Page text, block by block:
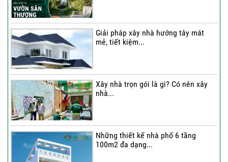
Giải pháp xây nhà hướng tây mát
mẻ, tiết kiệm...
Xây nhà trọn gói là gì? Có nên xây
nhà...
Những thiết kế nhà phố 6 tầng
100m2 đa dạng...